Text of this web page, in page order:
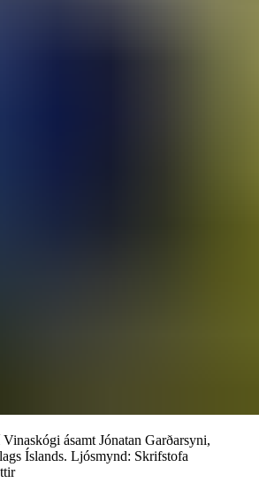
ásamt Jónatan Garðarsyni,
Íslands. Ljósmynd: Skrifstofa